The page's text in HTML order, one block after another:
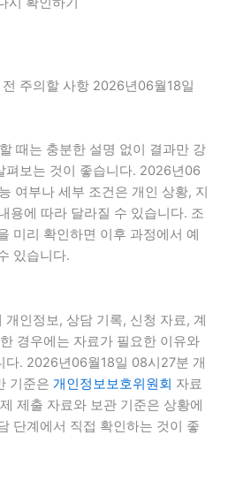
주의할 사항 2026년06월18일
때는 충분한 설명 없이 결과만 강
펴보는 것이 좋습니다. 2026년06
여부나 세부 조건은 개인 상황, 지
용에 따라 달라질 수 있습니다. 조
미리 확인하면 이후 과정에서 예
있습니다.
인정보, 상담 기록, 신청 자료, 계
경우에는 자료가 필요한 이유와
다. 2026년06월18일 08시27분 개
기준은 개인정보보호위원회 자료
제출 자료와 보관 기준은 상황에
단계에서 직접 확인하는 것이 좋